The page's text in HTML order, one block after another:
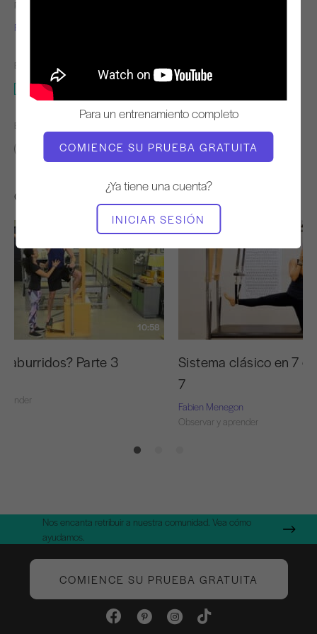
Para un entrenamiento completo
COMIENCE SU PRUEBA GRATUITA
¿Ya tiene una cuenta?
INICIAR SESIÓN
PROFESOR
Fabien Menegon
EQUIPO NECESARIO
Silla alta
ENCONTRAR CLASES SIMILARES PARA
0 - 10 min
Silla alta
Otros entrenamientos que te pueden gustar
10:58
aburridos? Parte 3
Sistema clásico en 7
7
Fabien Menegon
Observar y aprender
Nos encanta retribuir a nuestra comunidad. Vea cómo
ayudamos.
COMIENCE SU PRUEBA GRATUITA